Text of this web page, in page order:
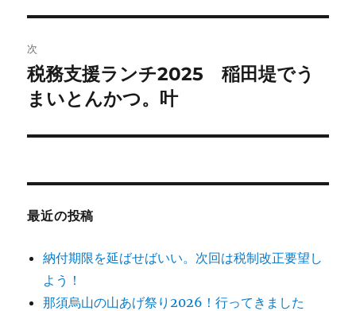
ビ
ゲ
ー
シ
ン
稿:
次
次
の
稿:
税務支援ランチ2025 稲田堤でう
まいとんかつ。叶
最近の投稿
納付期限を延ばせばいい。次回は税制改正要望し
よう！
那須烏山の山あげ祭り2026！行ってきました